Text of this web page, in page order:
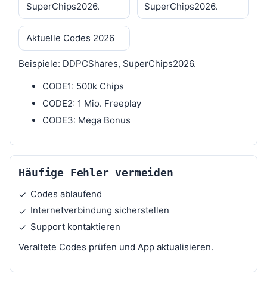
SuperChips2026.
SuperChips2026.
Aktuelle Codes 2026
Beispiele: DDPCShares, SuperChips2026.
CODE1: 500k Chips
CODE2: 1 Mio. Freeplay
CODE3: Mega Bonus
Häufige Fehler vermeiden
✓ Codes ablaufend
✓ Internetverbindung sicherstellen
✓ Support kontaktieren
Veraltete Codes prüfen und App aktualisieren.